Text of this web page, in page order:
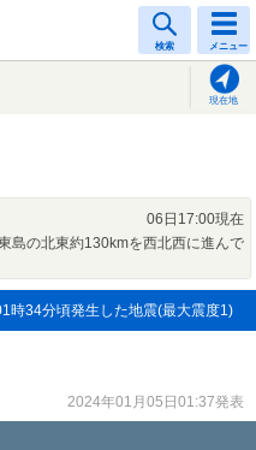
検索 メニュー
現在地
06日17:00現在
島の北東約130kmを西北西に進んで
時34分頃発生した地震(最大震度1)
2024年01月05日01:37発表